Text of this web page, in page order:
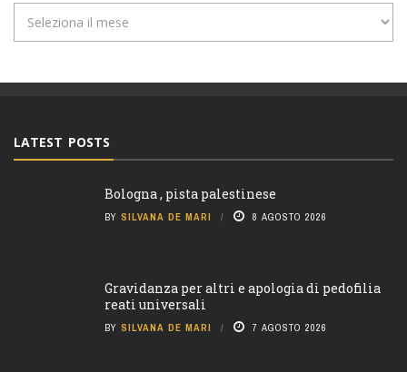
LATEST POSTS
Bologna , pista palestinese
BY SILVANA DE MARI 8 AGOSTO 2026
Gravidanza per altri e apologia di pedofilia
reati universali
BY SILVANA DE MARI 7 AGOSTO 2026